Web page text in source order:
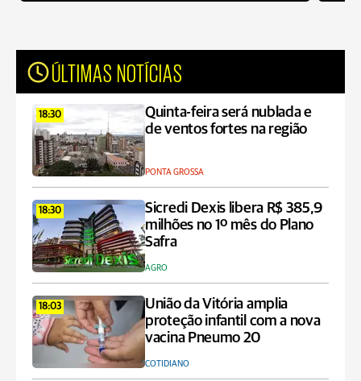
ÚLTIMAS NOTÍCIAS
18:30
Quinta-feira será nublada e
de ventos fortes na região
PONTA GROSSA
18:30
Sicredi Dexis libera R$ 385,9
milhões no 1º mês do Plano
Safra
AGRO
18:03
União da Vitória amplia
proteção infantil com a nova
vacina Pneumo 20
COTIDIANO